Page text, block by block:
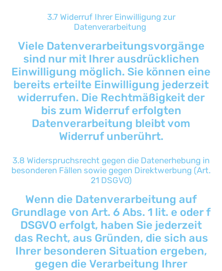
3.7 Widerruf Ihrer Einwilligung zur
Datenverarbeitung
Viele Datenverarbeitungsvorgänge
sind nur mit Ihrer ausdrücklichen
Einwilligung möglich. Sie können eine
bereits erteilte Einwilligung jederzeit
widerrufen. Die Rechtmäßigkeit der
bis zum Widerruf erfolgten
Datenverarbeitung bleibt vom
Widerruf unberührt.
3.8 Widerspruchsrecht gegen die Datenerhebung in
besonderen Fällen sowie gegen Direktwerbung (Art.
21 DSGVO)
Wenn die Datenverarbeitung auf
Grundlage von Art. 6 Abs. 1 lit. e oder f
DSGVO erfolgt, haben Sie jederzeit
das Recht, aus Gründen, die sich aus
Ihrer besonderen Situation ergeben,
gegen die Verarbeitung Ihrer